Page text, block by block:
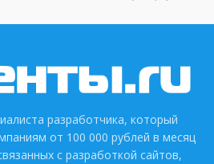
разработчика, который
от 100 000 рублей в месяц
с разработкой сайтов,